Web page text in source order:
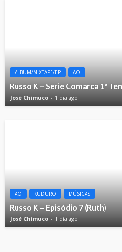
ALBUM/MIXTAPE/EP AO
Russo K – Série Comarca 1ª
José Chimuco 1 dia ago
AO KUDURO MÚSICAS
Russo K – Episódio 7 (Ruth)
José Chimuco 1 dia ago